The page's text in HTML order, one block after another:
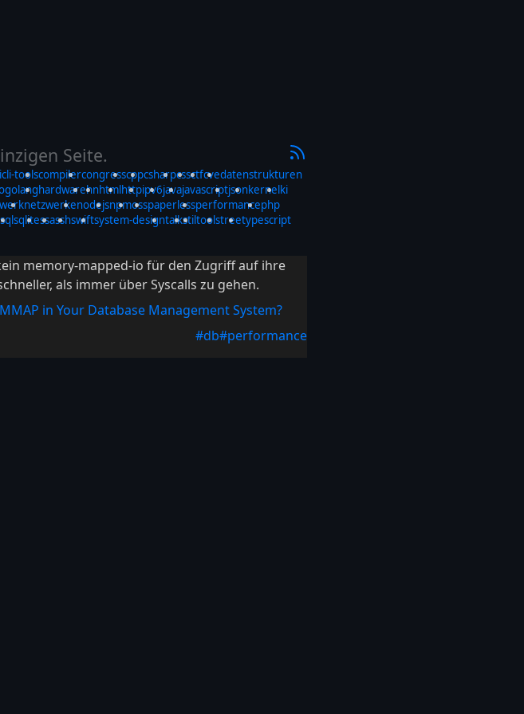
Seite.
cli-toolscompilercongresscppcsharpcssctfcvedatenstrukturen
golanghardwarehnhtmlhttpipv6javajavascriptjsonkernelki
netzwerkenodejsnpmosspaperlessperformancephp
sqlsqlitessasshswiftsystem-designtalkstiltoolstreetypescript
memory-mapped-io für den Zugriff auf ihre
als immer über Syscalls zu gehen.
in Your Database Management System?
#db#performance